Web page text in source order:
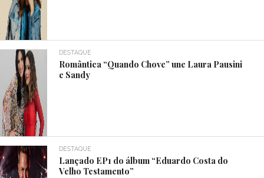
DESTAQUE
Romântica “Quando Chove” une Laura Pausini
e Sandy
DESTAQUE
Lançado EP1 do álbum “Eduardo Costa do
Velho Testamento”